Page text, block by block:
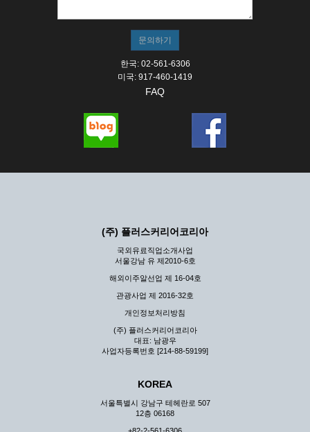
한국: 02-561-6306
미국: 917-460-1419
FAQ
(주) 플러스커리어코리아
국외유료직업소개사업
서울강남 유 제2010-6호
해외이주알선업 제 16-04호
관광사업 제 2016-32호
개인정보처리방침
(주) 플러스커리어코리아
대표: 남광우
사업자등록번호 [214-88-59199]
KOREA
서울특별시 강남구 테헤란로 507
12층 06168